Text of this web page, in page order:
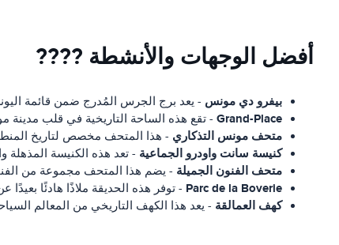
أفضل الوجهات والأنشطة ????
بيفرو دي مونس - يعد برج الجرس المُدرج ضمن قائمة
Grand-Place - تقع هذه الساحة التاريخية في قلب مدينة
متحف مونس التذكاري - هذا المتحف مخصص لتاريخ
كنيسة سانت واودرو الجماعية - تعد هذه الكنيسة المذهلة
متحف الفنون الجميلة - يضم هذا المتحف مجموعة من
Parc de la Boverie - توفر هذه الحديقة ملاذًا هادئًا
كهف العمالقة - يعد هذا الكهف التاريخي من المعالم